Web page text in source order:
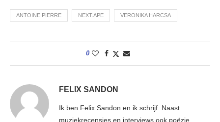
ANTOINE PIERRE NEXT.APE VERONIKA HARCSA
0
FELIX SANDON
Ik ben Felix Sandon en ik schrijf. Naast
muziekrecensies en interviews ook poëzie,